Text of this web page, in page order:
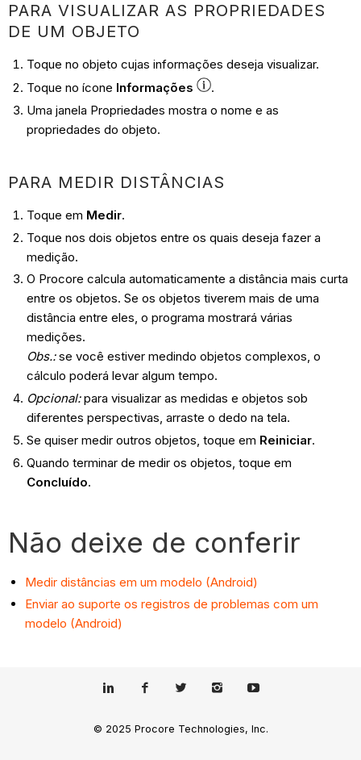
PARA VISUALIZAR AS PROPRIEDADES
DE UM OBJETO
Toque no objeto cujas informações deseja visualizar.
Toque no ícone Informações
.
Uma janela Propriedades mostra o nome e as
propriedades do objeto.
PARA MEDIR DISTÂNCIAS
Toque em Medir.
Toque nos dois objetos entre os quais deseja fazer a
medição.
O Procore calcula automaticamente a distância mais curta
entre os objetos. Se os objetos tiverem mais de uma
distância entre eles, o programa mostrará várias
medições.
Obs.:se você estiver medindo objetos complexos, o
cálculo poderá levar algum tempo.
Opcional:para visualizar as medidas e objetos sob
diferentes perspectivas, arraste o dedo na tela.
Se quiser medir outros objetos, toque em Reiniciar.
Quando terminar de medir os objetos, toque em
Concluído.
Não deixe de conferir
Medir distâncias em um modelo (Android)
Enviar ao suporte os registros de problemas com um
modelo (Android)
© 2025 Procore Technologies, Inc.